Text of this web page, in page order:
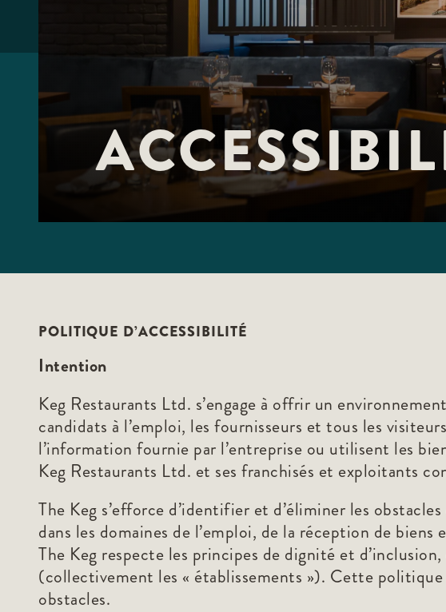
POLITIQUE D’ACCESSIBILITÉ
Intention
Keg Restaurants Ltd. s’engage à offrir un
candidats à l’emploi, les fournisseurs et tous les
l’information fournie par l’entreprise ou utilisent les
Keg Restaurants Ltd. et ses franchisés et exploitants
The Keg s’efforce d’identifier et d’éliminer les
dans les domaines de l’emploi, de la réception de
The Keg respecte les principes de dignité et
(collectivement les « établissements »). Cette
obstacles.